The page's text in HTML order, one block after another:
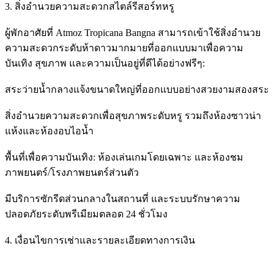
3. สิ่งอำนวยความสะดวกสไตล์รีสอร์ทหรู
ผู้พักอาศัยที่ Atmoz Tropicana Bangna สามารถเข้าใช้สิ่งอำนวย
ความสะดวกระดับห้าดาวมากมายที่ออกแบบมาเพื่อความ
บันเทิง สุขภาพ และความเป็นอยู่ที่ดีได้อย่างฟรีๆ:
สระว่ายน้ำกลางแจ้งขนาดใหญ่ที่ออกแบบอย่างสวยงามสองสระ
สิ่งอำนวยความสะดวกเพื่อสุขภาพระดับหรู รวมถึงห้องซาวน่า
แห้งและห้องอบไอน้ำ
พื้นที่เพื่อความบันเทิง: ห้องเล่นเกมโดยเฉพาะ และห้องชม
ภาพยนตร์/โรงภาพยนตร์ส่วนตัว
มีบริการซักรีดส่วนกลางในสถานที่ และระบบรักษาความ
ปลอดภัยระดับพรีเมียมตลอด 24 ชั่วโมง
4. เงื่อนไขการเช่าและรายละเอียดทางการเงิน